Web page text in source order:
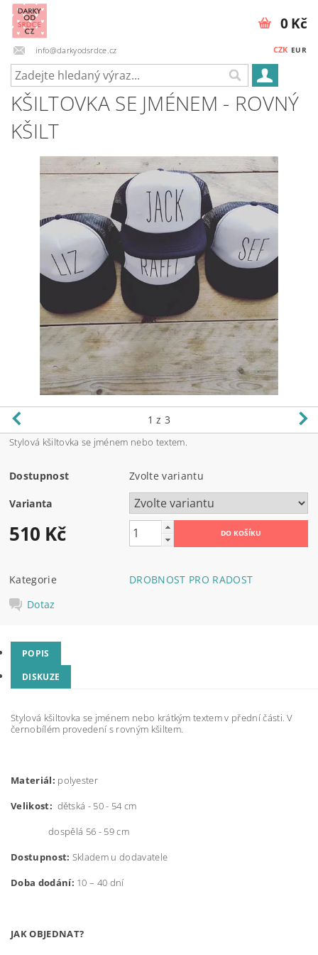
info@darkyodsrdce.cz CZK EUR
0 Kč
KŠILTOVKA SE JMÉNEM - ROVNÝ
KŠILT
1 z 3
Stylová kšiltovka se jménem nebo textem.
Dostupnost Zvolte variantu
Varianta
510 Kč
Kategorie
DROBNOST PRO RADOST
Dotaz
POPIS
DISKUZE
Stylová kšiltovka se jménem nebo krátkým textem v přední části. V
černobílém provedení s rovným kšiltem.
Materiál: polyester
Velikost: dětská - 50 - 54 cm
dospělá 56 - 59 cm
Dostupnost: Skladem u dodavatele
Doba dodání: 10 – 40 dní
JAK OBJEDNAT?